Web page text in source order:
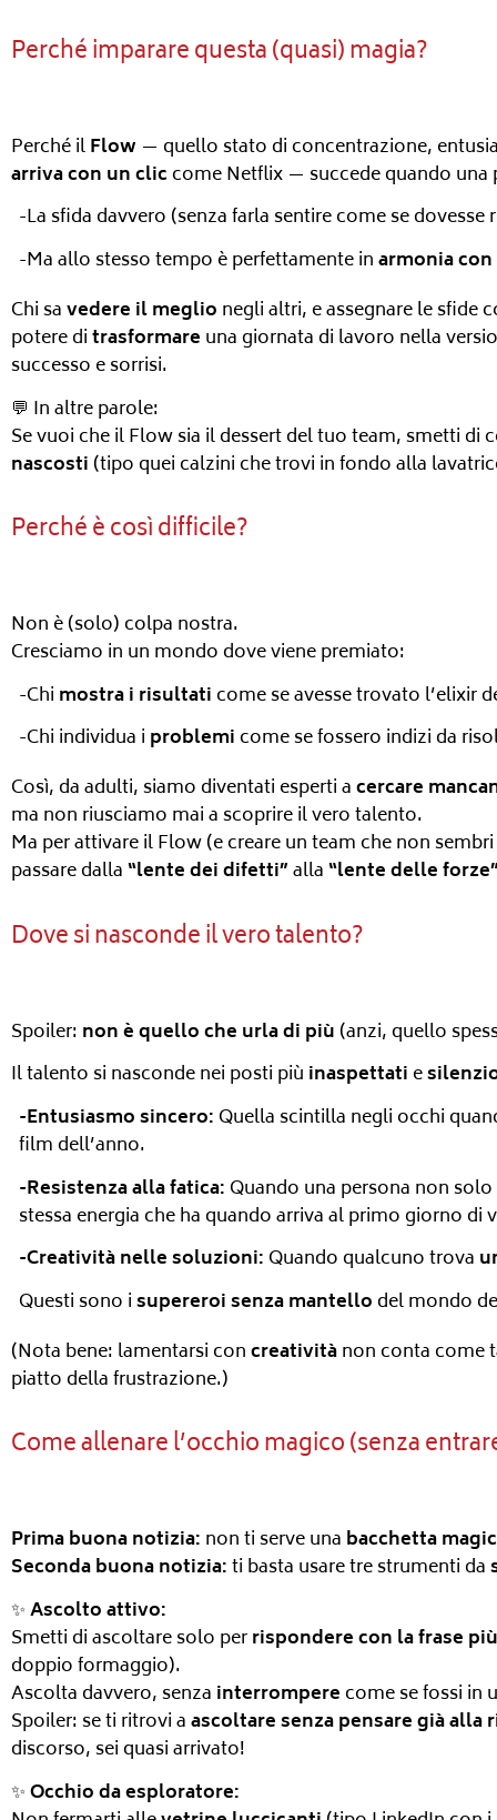
Perché imparare questa (quasi) magia?
Perché ilFlow — quello stato di concentrazione,
arriva con un cliccome Netflix — succede quando una
-La sfida davvero (senza farla sentire come se
-Ma allo stesso tempo è perfettamente inarmonia
Chi savedere il meglio negli altri, e assegnare le sfide
potere ditrasformare una giornata di lavoro nella
successo e sorrisi.
💬 In altre parole:
Se vuoi che il Flow sia il dessert del tuo team, smetti di
nascosti (tipo quei calzini che trovi in fondo alla
Perché è così difficile?
Non è (solo) colpa nostra.
Cresciamo in un mondo dove viene premiato:
-Chi mostra i risultaticome se avesse trovato l’elixir
-Chi individua i problemicome se fossero indizi da
Così, da adulti, siamo diventati esperti acercare
ma non riusciamo mai a scoprire il vero talento.
Ma per attivare il Flow (e creare un team che non
passare dalla“lente dei difetti”alla“lente delle
Dove si nasconde il vero talento?
Spoiler: non è quello che urla di più (anzi, quello
Il talento si nasconde nei posti più inaspettati e
-Entusiasmo sincero: Quella scintilla negli occhi
film dell’anno.
-Resistenza alla fatica: Quando una persona non
stessa energia che ha quando arriva al primo giorno di
-Creatività nelle soluzioni: Quando qualcuno trova
Questi sono isupereroi senza mantellodel mondo
(Nota bene: lamentarsi concreativitànon conta come
piatto della frustrazione.)
Come allenare l’occhio magico (senza
Prima buona notizia: non ti serve una bacchetta
Seconda buona notizia:ti basta usare tre strumenti da
✨Ascolto attivo:
Smetti di ascoltare solo perrispondere con la frase
doppio formaggio).
Ascolta davvero, senza interromperecome se fossi in
Spoiler: se ti ritrovi aascoltare senza pensare già alla
discorso, sei quasi arrivato!
✨Occhio da esploratore: